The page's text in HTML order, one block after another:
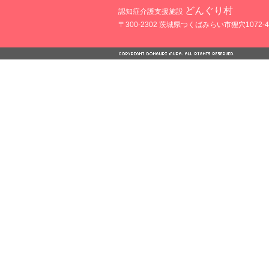
認知症介護支援施設 どんぐり村
〒300-2302 茨城県つくばみらい市狸穴1072-